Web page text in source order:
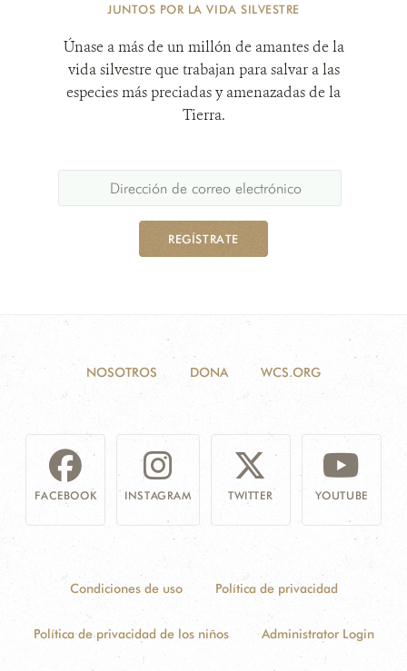
JUNTOS POR LA VIDA SILVESTRE
Únase a más de un millón de amantes de la
vida silvestre que trabajan para salvar a las
especies más preciadas y amenazadas de la
Tierra.
REGÍSTRATE
NOSOTROS DONA WCS.ORG
FACEBOOK INSTAGRAM TWITTER YOUTUBE
Condiciones de uso Política de privacidad
Política de privacidad de los niños Administrator Login